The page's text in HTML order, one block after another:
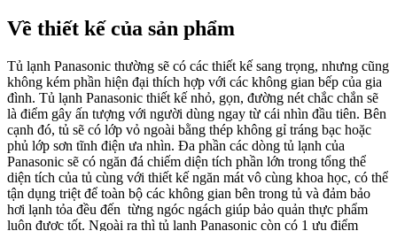
người
dùng
Về thiết kế của sản phẩm
Tủ lạnh Panasonic thường sẽ có các thiết kế sang trọng, nhưng cũng
không kém phần hiện đại thích hợp với các không gian bếp của gia
đình. Tủ lạnh Panasonic thiết kế nhỏ, gọn, đường nét chắc chắn sẽ
là điểm gây ấn tượng với người dùng ngay từ cái nhìn đầu tiên. Bên
cạnh đó, tủ sẽ có lớp vỏ ngoài bằng thép không gỉ tráng bạc hoặc
phủ lớp sơn tĩnh điện ưa nhìn. Đa phần các dòng tủ lạnh của
Panasonic sẽ có ngăn đá chiếm diện tích phần lớn trong tổng thể
diện tích của tủ cùng với thiết kế ngăn mát vô cùng khoa học, có thể
tận dụng triệt để toàn bộ các không gian bên trong tủ và đảm bảo
hơi lạnh tỏa đều đến từng ngóc ngách giúp bảo quản thực phẩm
luôn được tốt. Ngoài ra thì tủ lạnh Panasonic còn có 1 ưu điểm